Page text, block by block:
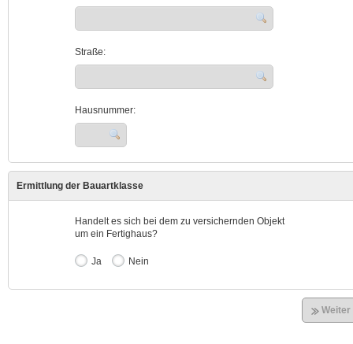
Straße:
Hausnummer:
Ermittlung der Bauartklasse
Handelt es sich bei dem zu versichernden Objekt
um ein Fertighaus?
Ja Nein
Weiter